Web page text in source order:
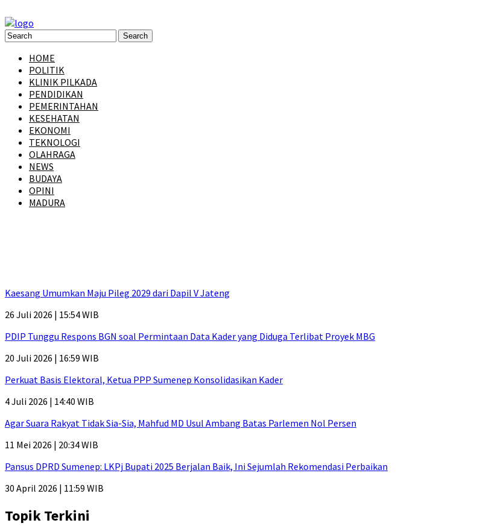
HOME
POLITIK
KLINIK PILKADA
PENDIDIKAN
PEMERINTAHAN
KESEHATAN
EKONOMI
TEKNOLOGI
OLAHRAGA
NEWS
BUDAYA
OPINI
MADURA
Kaesang Umumkan Maju Pileg 2029 dari Dapil V Jateng
26 Juli 2026 | 15:54 WIB
PDIP Tunggu Respons BGN soal Permintaan Data Kader yang Diduga Terlibat Proyek MBG
20 Juli 2026 | 16:59 WIB
Perkuat Basis Elektoral, Ketua PPP Sumenep Konsolidasikan Kader
4 Juli 2026 | 14:40 WIB
Agar Suara Rakyat Tidak Sia-Sia, Mahfud MD Usul Ambang Batas Parlemen Nol Persen
11 Mei 2026 | 20:34 WIB
Pansus DPRD Sumenep: LKPj Bupati 2025 Berjalan Baik, Ini Sejumlah Rekomendasi Perbaikan
30 April 2026 | 11:59 WIB
Topik Terkini